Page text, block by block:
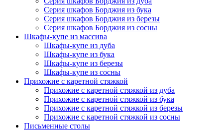
Серия шкафов Борджия из бука
Серия шкафов Борджия из березы
Серия шкафов Борджия из сосны
Шкафы-купе из массива
Шкафы-купе из дуба
Шкафы-купе из бука
Шкафы-купе из березы
Шкафы-купе из сосны
Прихожие с каретной стяжкой
Прихожие с каретной стяжкой из дуба
Прихожие с каретной стяжкой из бука
Прихожие с каретной стяжкой из березы
Прихожие с каретной стяжкой из сосны
Письменные столы